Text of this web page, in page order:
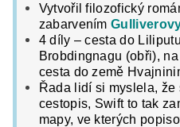
Vytvořil filozofický
zabarvením
4 díly – cesta do
Brobdingnagu (obři),
cesta do země
Řada lidí si myslela,
cestopis, Swift to tak
mapy, ve kterých